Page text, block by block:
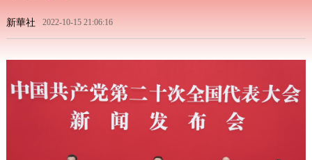
新華社 2022-10-15 21:06:16